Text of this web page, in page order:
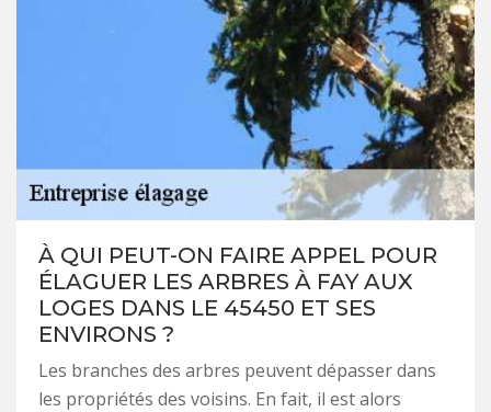
À QUI PEUT-ON FAIRE APPEL POUR
ÉLAGUER LES ARBRES À FAY AUX
LOGES DANS LE 45450 ET SES
ENVIRONS ?
Les branches des arbres peuvent dépasser dans
les propriétés des voisins. En fait, il est alors